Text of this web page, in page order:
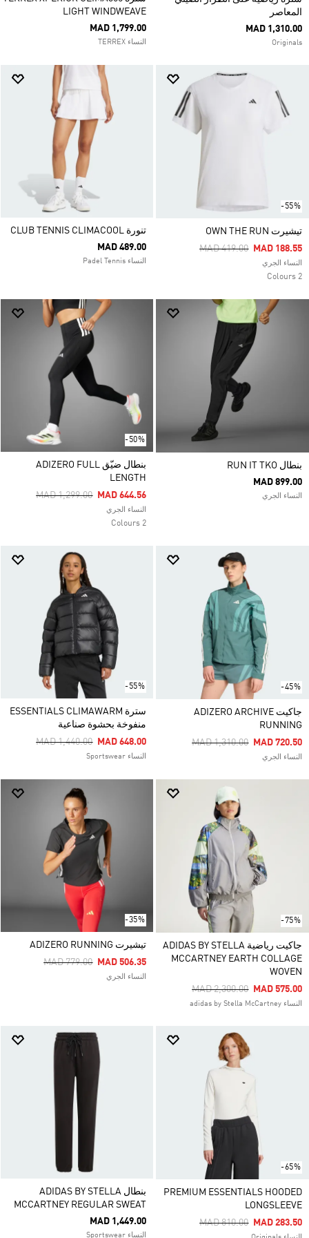
المعاصر
MAD 1,310.00
Originals
LIGHT WINDWEAVE
MAD 1,799.00
النساء TERREX
-55%
تيشيرت OWN THE RUN
Price Reduced From
MAD 419.00ToMAD 188.55
النساء الجري
2 Colours
تنورة CLUB TENNIS CLIMACOOL
MAD 489.00
النساء Padel Tennis
بنطال RUN IT TKO
MAD 899.00
النساء الجري
-50%
بنطال ضيّق ADIZERO FULL
LENGTH
Price Reduced From
MAD 1,299.00ToMAD 644.56
النساء الجري
2 Colours
-45%
جاكيت ADIZERO ARCHIVE
RUNNING
Price Reduced From
MAD 1,310.00ToMAD 720.50
النساء الجري
-55%
سترة ESSENTIALS CLIMAWARM
منفوخة بحشوة صناعية
Price Reduced From
MAD 1,440.00ToMAD 648.00
النساء Sportswear
-75%
جاكيت رياضية ADIDAS BY STELLA
MCCARTNEY EARTH COLLAGE
WOVEN
Price Reduced From
MAD 2,300.00ToMAD 575.00
النساء adidas by Stella McCartney
-35%
تيشيرت ADIZERO RUNNING
Price Reduced From
MAD 779.00ToMAD 506.35
النساء الجري
-65%
PREMIUM ESSENTIALS HOODED
LONGSLEEVE
Price Reduced From
MAD 810.00ToMAD 283.50
بنطال ADIDAS BY STELLA
MCCARTNEY REGULAR SWEAT
MAD 1,449.00
النساء Sportswear